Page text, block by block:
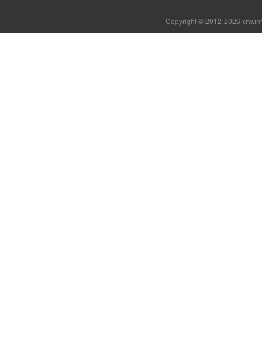
Copyright © 2012-2026